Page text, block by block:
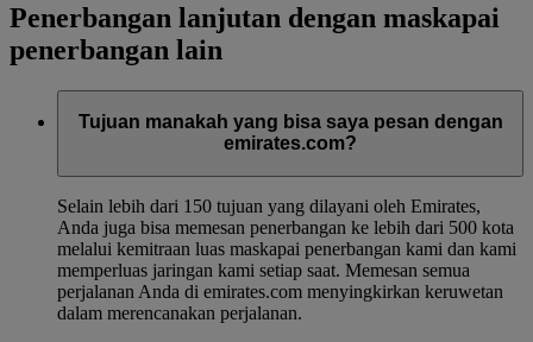
Penerbangan lanjutan dengan maskapai
penerbangan lain
Tujuan manakah yang bisa saya pesan dengan
emirates.com?
Selain lebih dari 150 tujuan yang dilayani oleh Emirates,
Anda juga bisa memesan penerbangan ke lebih dari 500 kota
melalui kemitraan luas maskapai penerbangan kami dan kami
memperluas jaringan kami setiap saat. Memesan semua
perjalanan Anda di emirates.com menyingkirkan keruwetan
dalam merencanakan perjalanan.